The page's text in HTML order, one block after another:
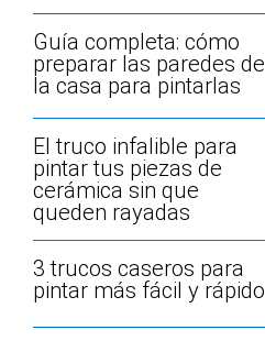
Guía completa: cómo
preparar las paredes de
la casa para pintarlas
El truco infalible para
pintar tus piezas de
cerámica sin que
queden rayadas
3 trucos caseros para
pintar más fácil y rápido